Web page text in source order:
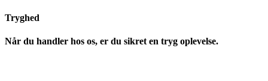
Tryghed
Når du handler hos os, er du sikret en tryg oplevelse.